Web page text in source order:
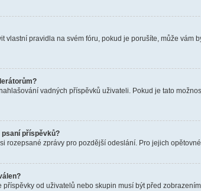
vlastní pravidla na svém fóru, pokud je porušíte, může
vadných příspěvků uživateli. Pokud je tato
psaní příspěvků?
rozepsané zprávy pro pozdější odeslání. Pro jejich
příspěvky od uživatelů nebo skupin musí být před